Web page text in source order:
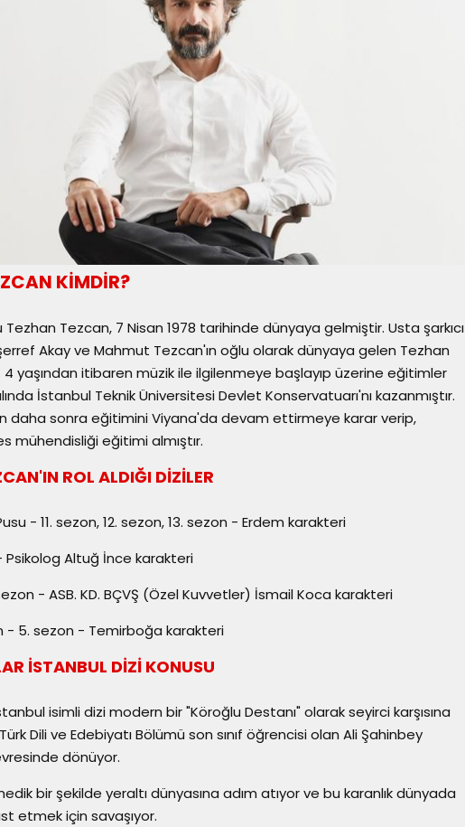
KİMDİR?
Tezhan Tezcan, 7 Nisan 1978 tarihinde dünyaya gelmiştir. Usta şarkıcı
Akay ve Mahmut Tezcan'ın oğlu olarak dünyaya gelen Tezhan
4 yaşından itibaren müzik ile ilgilenmeye başlayıp üzerine eğitimler
İstanbul Teknik Üniversitesi Devlet Konservatuarı'nı kazanmıştır.
daha sonra eğitimini Viyana'da devam ettirmeye karar verip,
mühendisliği eğitimi almıştır.
ROL ALDIĞI DİZİLER
- 11. sezon, 12. sezon, 13. sezon - Erdem karakteri
Psikolog Altuğ İnce karakteri
- ASB. KD. BÇVŞ (Özel Kuvvetler) İsmail Koca karakteri
- 5. sezon - Temirboğa karakteri
İSTANBUL DİZİ KONUSU
isimli dizi modern bir "Köroğlu Destanı" olarak seyirci karşısına
Dili ve Edebiyatı Bölümü son sınıf öğrencisi olan Ali Şahinbey
dönüyor.
bir şekilde yeraltı dünyasına adım atıyor ve bu karanlık dünyada
etmek için savaşıyor.